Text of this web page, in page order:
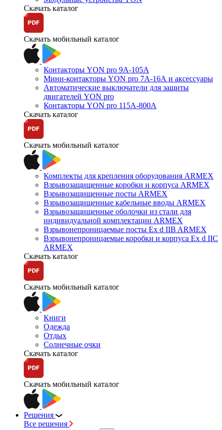
Скачать каталог
Скачать мобильный каталог
Контакторы YON pro 9А-105А
Мини-контакторы YON pro 7А-16А и аксессуары
Автоматические выключатели для защиты
двигателей YON pro
Контакторы YON pro 115А-800А
Скачать каталог
Скачать мобильный каталог
Комплекты для крепления оборудования ARMEX
Взрывозащищенные коробки и корпуса ARMEX
Взрывозащищенные посты ARMEX
Взрывозащищенные кабельные вводы ARMEX
Взрывозащищенные оболочки из стали для
индивидуальной комплектации ARMEX
Взрывонепроницаемые посты Ex d IIB ARMEX
Взрывонепроницаемые коробки и корпуса Ex d IIС
ARMEX
Скачать каталог
Скачать мобильный каталог
Книги
Одежда
Отдых
Солнечные очки
Скачать каталог
Скачать мобильный каталог
Решения
Все решения